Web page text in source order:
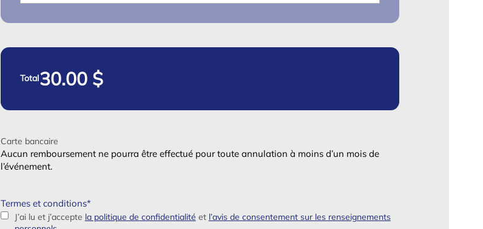
Total
Carte bancaire
Aucun remboursement ne pourra être effectué pour toute annulation à moins d’un mois de
l’événement.
Termes et conditions*
J’ai lu et j’accepte la politique de confidentialité et l’avis de consentement sur les renseignements